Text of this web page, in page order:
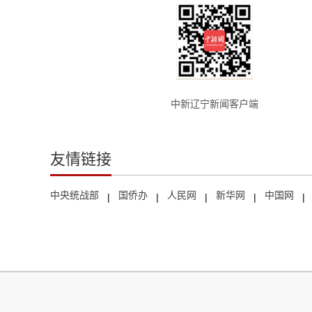
中新辽宁新闻客户端
友情链接
中央统战部 | 国侨办 | 人民网 | 新华网 | 中国网 |